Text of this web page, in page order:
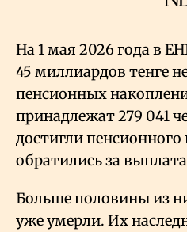
О нас
Все новости
На 1 мая 2026 года в
45 миллиардов тенге
пенсионных
принадлежат 279 041
достигли пенсионного
обратились за
Больше половины из
уже умерли. Их